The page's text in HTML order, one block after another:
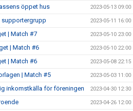
öppet hus 2023-05-13 09:00
supportergrupp 2023-05-11 16:00
| Match #7 2023-05-10 23:00
| Match #6 2023-05-10 22:00
| Match #6 2023-05-08 22:15
| Match #5 2023-05-03 11:00
inkomstkälla för föreningen 2023-04-30 12:30
2023-04-26 12:00